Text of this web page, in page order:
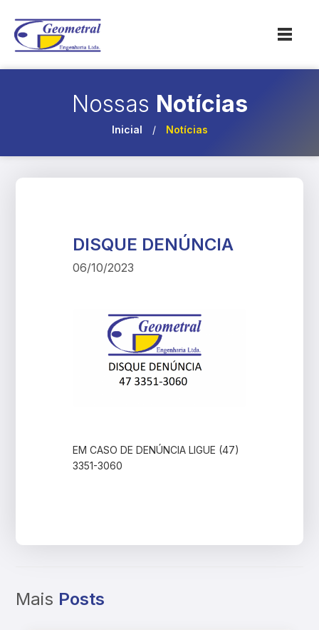
Nossas Notícias
Inicial / Notícias
DISQUE DENÚNCIA
06/10/2023
EM CASO DE DENÚNCIA LIGUE (47)
3351-3060
Mais Posts